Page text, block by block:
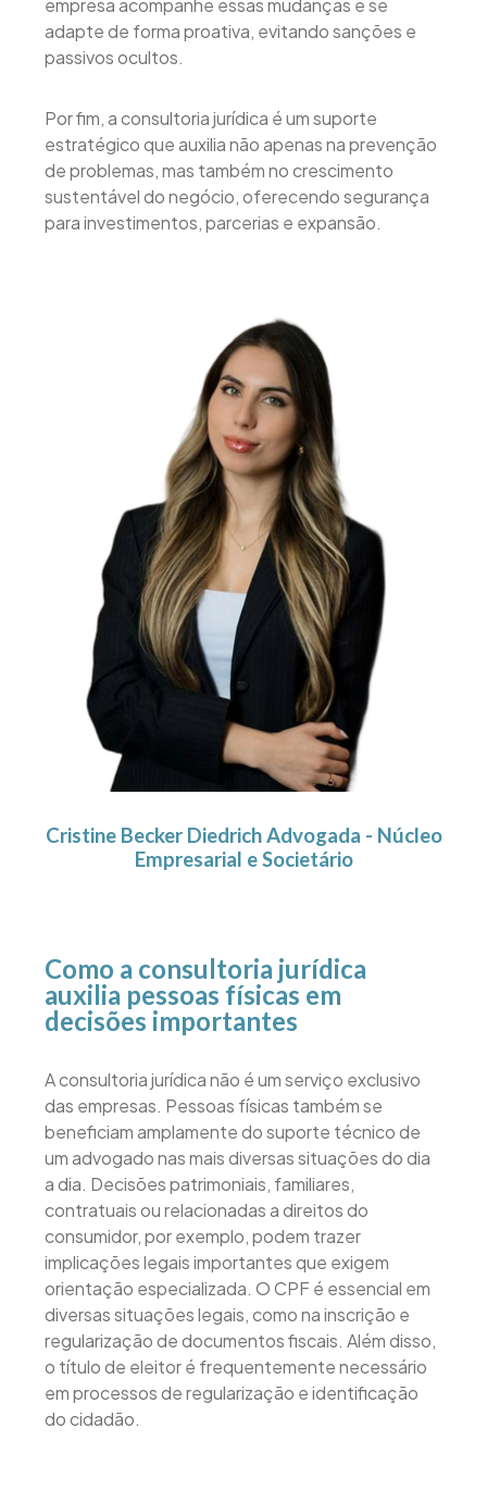
adapte de forma proativa, evitando sanções e
passivos ocultos.
Por fim, a consultoria jurídica é um suporte
estratégico que auxilia não apenas na prevenção
de problemas, mas também no crescimento
sustentável do negócio, oferecendo segurança
para investimentos, parcerias e expansão.
Cristine Becker Diedrich Advogada - Núcleo
Empresarial e Societário
Como a consultoria jurídica
auxilia pessoas físicas em
decisões importantes
A consultoria jurídica não é um serviço exclusivo
das empresas. Pessoas físicas também se
beneficiam amplamente do suporte técnico de
um advogado nas mais diversas situações do dia
a dia. Decisões patrimoniais, familiares,
contratuais ou relacionadas a direitos do
consumidor, por exemplo, podem trazer
implicações legais importantes que exigem
orientação especializada. O CPF é essencial em
diversas situações legais, como na inscrição e
regularização de documentos fiscais. Além disso,
o título de eleitor é frequentemente necessário
em processos de regularização e identificação
do cidadão.